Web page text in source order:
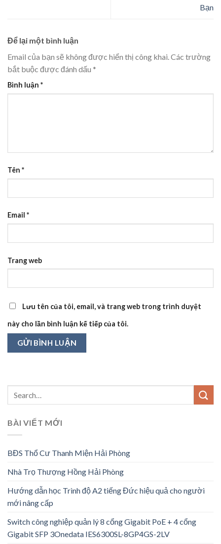
Bạn
Để lại một bình luận
Email của bạn sẽ không được hiển thị công khai.Các trường
bắt buộc được đánh dấu *
Bình luận *
Tên *
Email *
Trang web
Lưu tên của tôi, email, và trang web trong trình duyệt
này cho lần bình luận kế tiếp của tôi.
BÀI VIẾT MỚI
BĐS Thổ Cư Thanh Miện Hải Phòng
Nhà Trọ Thượng Hồng Hải Phòng
Hướng dẫn học Trình độ A2 tiếng Đức hiệu quả cho người
mới nâng cấp
Switch công nghiệp quản lý 8 cổng Gigabit PoE + 4 cổng
Gigabit SFP 3Onedata IES6300SL-8GP4GS-2LV